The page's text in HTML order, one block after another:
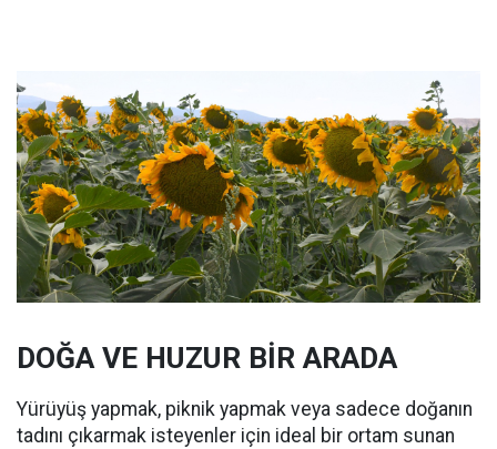
DOĞA VE HUZUR BİR ARADA
Yürüyüş yapmak, piknik yapmak veya sadece doğanın
tadını çıkarmak isteyenler için ideal bir ortam sunan